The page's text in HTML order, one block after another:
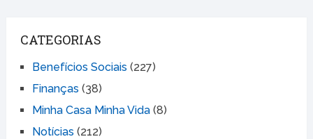
CATEGORIAS
Benefícios Sociais (227)
Finanças (38)
Minha Casa Minha Vida(8)
Notícias (212)